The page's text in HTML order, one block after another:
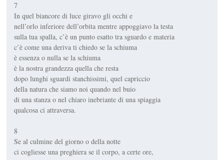
7
In quel biancore di luce giravo gli occhi e
nell’orlo inferiore dell’orbita mentre appoggiavo la testa
sulla tua spalla, c’è un punto esatto tra sguardo e materia
c’è come una deriva ti chiedo se la schiuma
è essenza o nulla se la schiuma
è la nostra grandezza quella che resta
dopo lunghi sguardi stanchissimi, quel capriccio
della natura che siamo noi quando nel buio
di una stanza o nel chiaro inebriante di una spiaggia
qualcosa ci attraversa.
8
Se al culmine del giorno o della notte
ci cogliesse una preghiera se il corpo, a certe ore,